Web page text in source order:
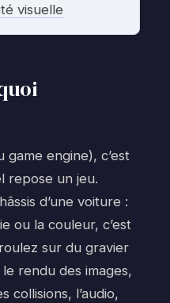
visuelle
engine), c’est
repose un jeu.
d’une voiture :
ou la couleur, c’est
sur du gravier
rendu des images,
collisions, l’audio,